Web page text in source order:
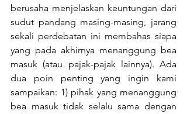
berusaha menjelaskan keuntungan dari
sudut pandang masing-masing, jarang
sekali perdebatan ini membahas siapa
yang pada akhirnya menanggung bea
masuk (atau pajak-pajak lainnya). Ada
dua poin penting yang ingin kami
sampaikan: 1) pihak yang menanggung
bea masuk tidak selalu sama dengan